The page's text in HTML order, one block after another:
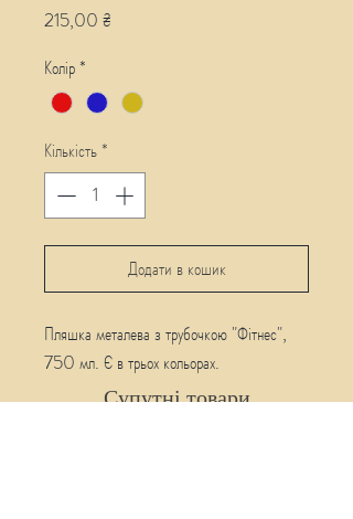
215,00 ₴
Колір*
Кількість *
Додати в кошик
Пляшка металева з трубочкою "Фітнес",
750 мл. Є в трьох кольорах.
Супутні товари